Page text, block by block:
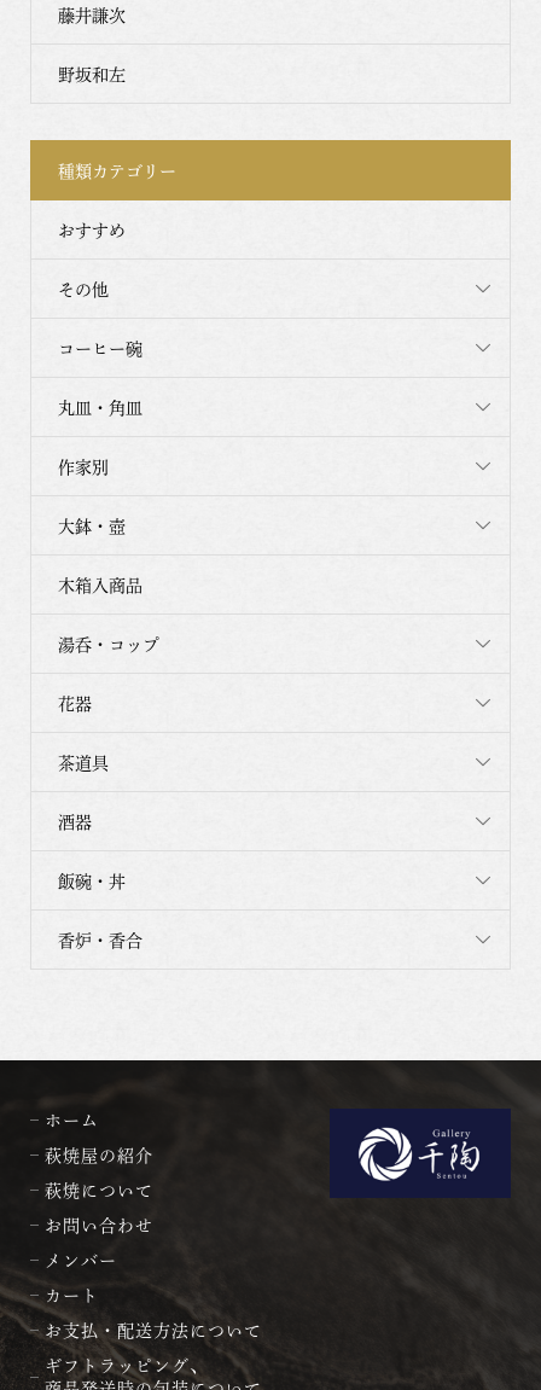
藤井謙次
野坂和左
種類カテゴリー
おすすめ
その他
コーヒー碗
丸皿・角皿
作家別
大鉢・壺
木箱入商品
湯呑・コップ
花器
茶道具
酒器
飯碗・丼
香炉・香合
ホーム
萩焼屋の紹介
萩焼について
お問い合わせ
メンバー
カート
お支払・配送方法について
ギフトラッピング、